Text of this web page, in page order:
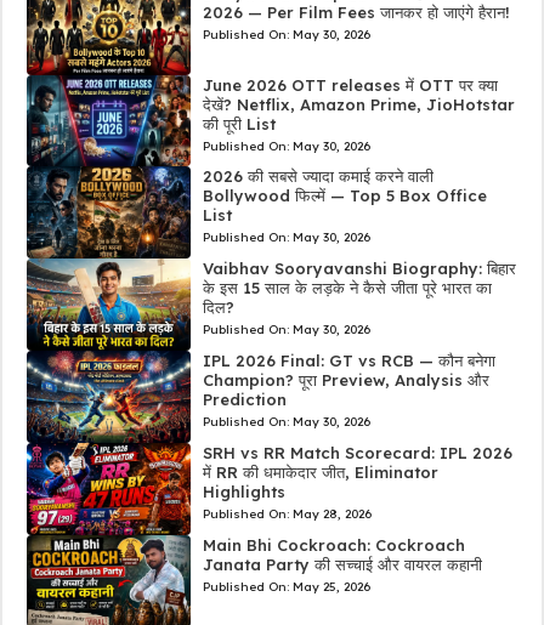
2026 — Per Film Fees जानकर हो जाएंगे हैरान!
Published On: May 30, 2026
June 2026 OTT releases में OTT पर क्या
देखें? Netflix, Amazon Prime, JioHotstar
की पूरी List
Published On: May 30, 2026
2026 की सबसे ज्यादा कमाई करने वाली
Bollywood फिल्में — Top 5 Box Office
List
Published On: May 30, 2026
Vaibhav Sooryavanshi Biography: बिहार
के इस 15 साल के लड़के ने कैसे जीता पूरे भारत का
दिल?
Published On: May 30, 2026
IPL 2026 Final: GT vs RCB — कौन बनेगा
Champion? पूरा Preview, Analysis और
Prediction
Published On: May 30, 2026
SRH vs RR Match Scorecard: IPL 2026
में RR की धमाकेदार जीत, Eliminator
Highlights
Published On: May 28, 2026
Main Bhi Cockroach: Cockroach
Janata Party की सच्चाई और वायरल कहानी
Published On: May 25, 2026